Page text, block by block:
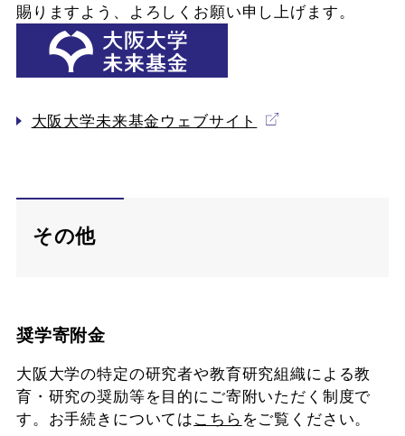
賜りますよう、よろしくお願い申し上げます。
大阪大学未来基金ウェブサイト
その他
奨学寄附金
大阪大学の特定の研究者や教育研究組織による教
育・研究の奨励等を目的にご寄附いただく制度で
す。お手続きについては こちら をご覧ください。